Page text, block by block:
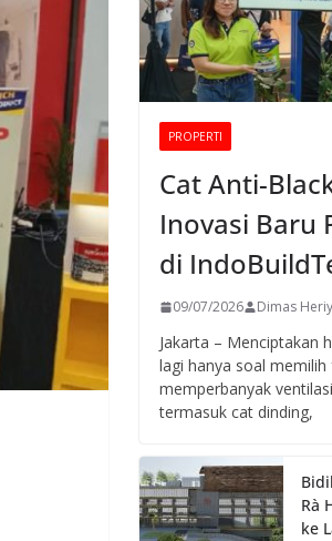
PROPERTI
Cat Anti-
Inovasi Baru
di
09/07/2026 Dimas
Jakarta – Menciptakan
lagi hanya soal
memperbanyak
termasuk cat dinding,
Rà
ke